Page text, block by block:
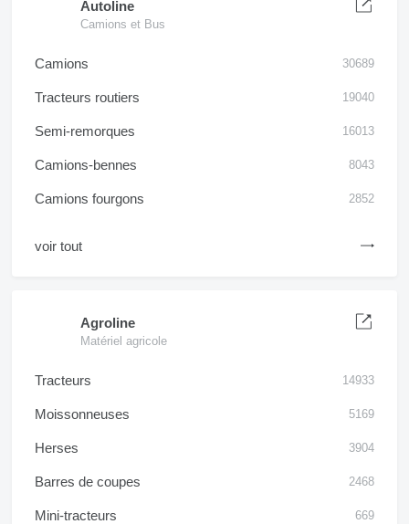
Autoline
Camions et Bus
Camions 30689
Tracteurs routiers 19040
Semi-remorques 16013
Camions-bennes 8043
Camions fourgons 2852
voir tout
Agroline
Matériel agricole
Tracteurs 14933
Moissonneuses 5169
Herses 3904
Barres de coupes 2468
Mini-tracteurs 669